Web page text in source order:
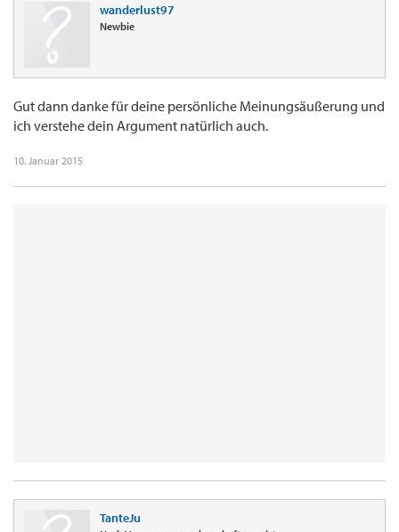
wanderlust97
Newbie
Gut dann danke für deine persönliche Meinungsäußerung und
ich verstehe dein Argument natürlich auch.
10. Januar 2015
TanteJu